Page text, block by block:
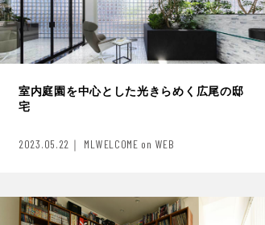
室内庭園を中心とした光きらめく広尾の邸
宅
2023.05.22｜ MLWELCOME on WEB